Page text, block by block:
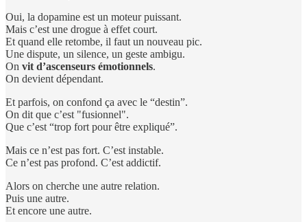
Oui, la dopamine est un moteur puissant.
Mais c’est une drogue à effet court.
Et quand elle retombe, il faut un nouveau pic.
Une dispute, un silence, un geste ambigu.
On vit d’ascenseurs émotionnels.
On devient dépendant.
Et parfois, on confond ça avec le “destin”.
On dit que c’est "fusionnel".
Que c’est “trop fort pour être expliqué”.
Mais ce n’est pas fort. C’est instable.
Ce n’est pas profond. C’est addictif.
Alors on cherche une autre relation.
Puis une autre.
Et encore une autre.